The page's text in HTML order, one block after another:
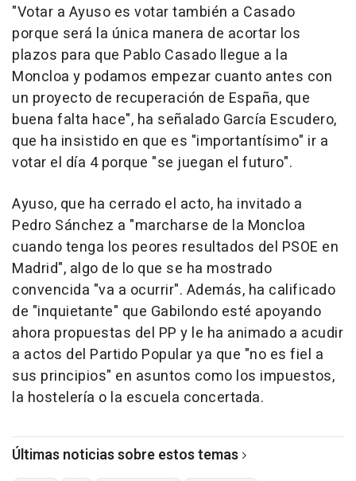
"Votar a Ayuso es votar también a Casado
porque será la única manera de acortar los
plazos para que Pablo Casado llegue a la
Moncloa y podamos empezar cuanto antes con
un proyecto de recuperación de España, que
buena falta hace", ha señalado García Escudero,
que ha insistido en que es "importantísimo" ir a
votar el día 4 porque "se juegan el futuro".
Ayuso, que ha cerrado el acto, ha invitado a
Pedro Sánchez a "marcharse de la Moncloa
cuando tenga los peores resultados del PSOE en
Madrid", algo de lo que se ha mostrado
convencida "va a ocurrir". Además, ha calificado
de "inquietante" que Gabilondo esté apoyando
ahora propuestas del PP y le ha animado a acudir
a actos del Partido Popular ya que "no es fiel a
sus principios" en asuntos como los impuestos,
la hostelería o la escuela concertada.
Últimas noticias sobre estos temas